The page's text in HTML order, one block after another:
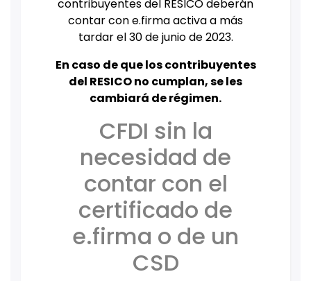
contribuyentes del RESICO deberán
contar con e.firma activa a más
tardar el 30 de junio de 2023.
En caso de que los contribuyentes
del RESICO no cumplan, se les
cambiará de régimen.
CFDI sin la
necesidad de
contar con el
certificado de
e.firma o de un
CSD